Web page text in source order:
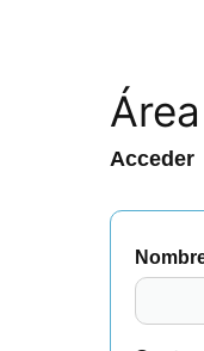
Acceder